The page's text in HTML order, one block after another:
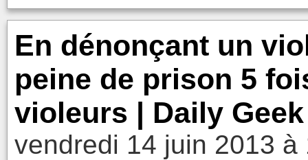
En dénonçant un
peine de prison 5
violeurs | Daily
vendredi 14 juin 2013 à